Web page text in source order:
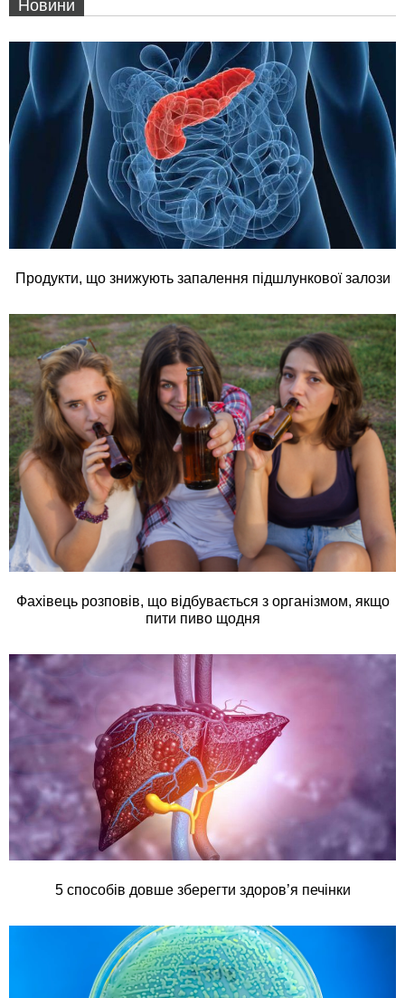
Новини
Продукти, що знижують запалення підшлункової залози
Фахівець розповів, що відбувається з організмом, якщо
пити пиво щодня
5 способів довше зберегти здоров’я печінки